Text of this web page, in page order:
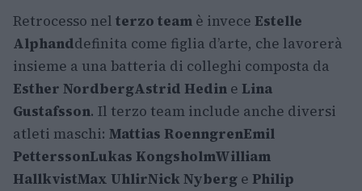
Retrocesso nel terzo team è invece Estelle
Alphanddefinita come figlia d’arte, che lavorerà
insieme a una batteria di colleghi composta da
Esther NordbergAstrid Hedin e Lina
Gustafsson. Il terzo team include anche diversi
atleti maschi: Mattias RoenngrenEmil
PetterssonLukas KongsholmWilliam
HallkvistMax UhlirNick Nyberg e Philip